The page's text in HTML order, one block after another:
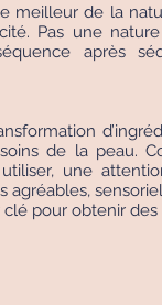
meilleur de la
Pas une
après
de la peau.
une
pour obtenir des